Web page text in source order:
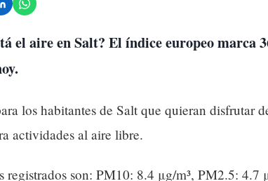
el aire en Salt? El índice europeo marca
los habitantes de Salt que quieran disfrutar
actividades al aire libre.
registrados son: PM10: 8.4 μg/m³, PM2.5: 4.7